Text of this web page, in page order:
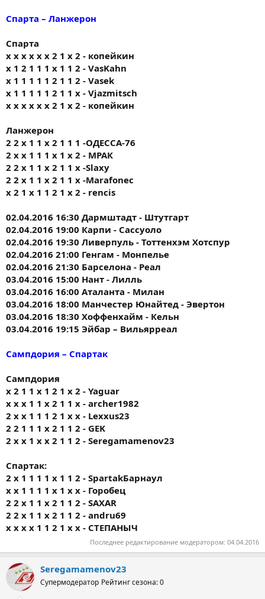
Спарта – Ланжерон
Спарта
х х х х х х 2 1 х 2 - копейкин
х 1 2 1 1 1 х 1 1 2 - VasKahn
x 1 1 1 1 1 2 1 1 2 - Vasek
х 1 1 1 1 1 2 1 1 х - Vjazmitsch
х х х х х х 2 1 х 2 - копейкин
Ланжерон
2 2 х 1 1 х 2 1 1 1 -ОДЕССА-76
2 х х 1 1 1 х 1 х 2 - МРАК
2 2 х 1 1 х 2 1 1 х -Slaxy
2 2 х 1 1 х 2 1 1 х -Marafonec
x 2 1 x 1 1 2 1 x 2 - rencis
02.04.2016 16:30 Дармштадт - Штутгарт
02.04.2016 19:00 Карпи - Сассуоло
02.04.2016 19:30 Ливерпуль - Тоттенхэм Хотспур
02.04.2016 21:00 Генгам - Монпелье
02.04.2016 21:30 Барселона - Реал
03.04.2016 15:00 Нант - Лилль
03.04.2016 16:00 Аталанта - Милан
03.04.2016 18:00 Манчестер Юнайтед - Эвертон
03.04.2016 18:30 Хоффенхайм - Кельн
03.04.2016 19:15 Эйбар – Вильярреал
Сампдория – Спартак
Сампдория
х 2 1 1 х 1 2 1 х 2 - Yaguar
х х х 1 1 х 2 1 1 х - archer1982
2 х х 1 1 1 2 1 х х - Lexxus23
2 2 1 1 1 х 2 1 1 2 - GEK
2 х х 1 х х 2 1 1 2 - Seregamamenov23
Спартак:
2 х 1 1 1 1 х 1 1 2 - SpartakБарнаул
х х 1 1 1 1 х 1 х х - Горобец
2 2 х 1 1 х 2 1 1 2 - SAXAR
2 2 х 1 1 х 2 1 1 2 - andru69
х х х х 1 1 2 1 х х - СТЕПАНЫЧ
Последнее редактирование модератором: 04.04.2016
Seregamamenov23
Супермодератор Рейтинг сезона: 0